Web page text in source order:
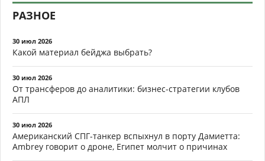
РАЗНОЕ
30 июл 2026
Какой материал бейджа выбрать?
30 июл 2026
От трансферов до аналитики: бизнес-стратегии клубов
АПЛ
30 июл 2026
Американский СПГ-танкер вспыхнул в порту Дамиетта:
Ambrey говорит о дроне, Египет молчит о причинах